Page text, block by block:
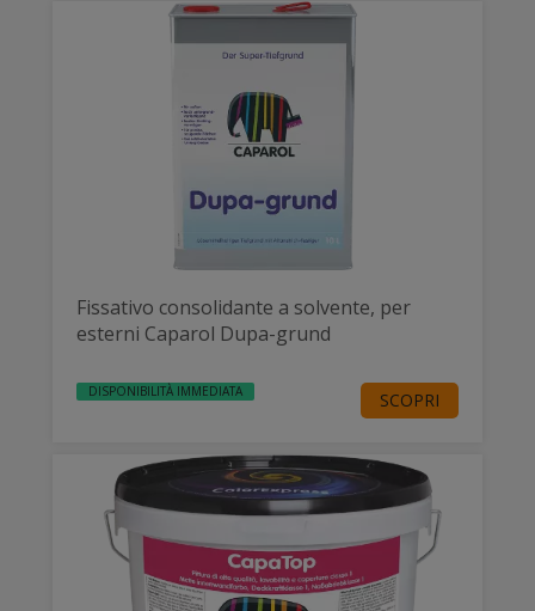
Fissativo consolidante a solvente, per
esterni Caparol Dupa-grund
DISPONIBILITÀ IMMEDIATA SCOPRI